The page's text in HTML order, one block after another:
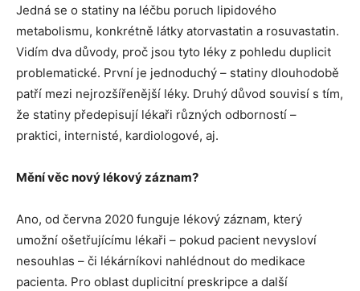
Jedná se o statiny na léčbu poruch lipidového
metabolismu, konkrétně látky atorvastatin a rosuvastatin.
Vidím dva důvody, proč jsou tyto léky z pohledu duplicit
problematické. První je jednoduchý – statiny dlouhodobě
patří mezi nejrozšířenější léky. Druhý důvod souvisí s tím,
že statiny předepisují lékaři různých odborností –
praktici, internisté, kardiologové, aj.
Mění věc nový lékový záznam?
Ano, od června 2020 funguje lékový záznam, který
umožní ošetřujícímu lékaři – pokud pacient nevysloví
nesouhlas – či lékárníkovi nahlédnout do medikace
pacienta. Pro oblast duplicitní preskripce a další